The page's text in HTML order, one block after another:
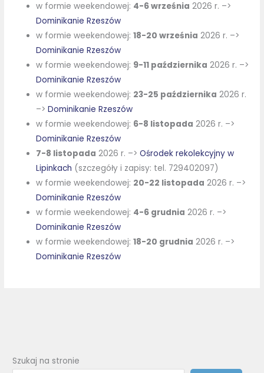
w formie weekendowej: 4-6 września 2026 r. –>
Dominikanie Rzeszów
w formie weekendowej:18-20 września 2026 r. –>
Dominikanie Rzeszów
w formie weekendowej: 9-11 października 2026 r. –>
Dominikanie Rzeszów
w formie weekendowej: 23-25 października 2026 r.
–>Dominikanie Rzeszów
w formie weekendowej: 6-8 listopada 2026 r. –>
Dominikanie Rzeszów
7-8 listopada 2026 r. –>Ośrodek rekolekcyjny w
Lipinkach (szczegóły i zapisy: tel. 729402097)
w formie weekendowej: 20-22 listopada 2026 r. –>
Dominikanie Rzeszów
w formie weekendowej: 4-6 grudnia 2026 r. –>
Dominikanie Rzeszów
w formie weekendowej:18-20 grudnia 2026 r. –>
Dominikanie Rzeszów
Szukaj na stronie